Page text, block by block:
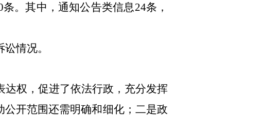
。其中，通知公告类信息24条，
情况。
达权，促进了依法行政，充分发挥
开范围还需明确和细化；二是政